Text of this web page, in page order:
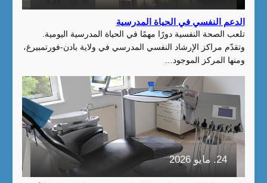
الدعم النفسي في الحياة المدرسية
تلعب الصحة النفسية دورًا مهمًا في الحياة المدرسية اليومية.
وتقدّم مراكز الإرشاد النفسي المدرسي في ولاية بادن-فورتمبيرغ،
ومنها المركز الموجود…
24. مايو 2026